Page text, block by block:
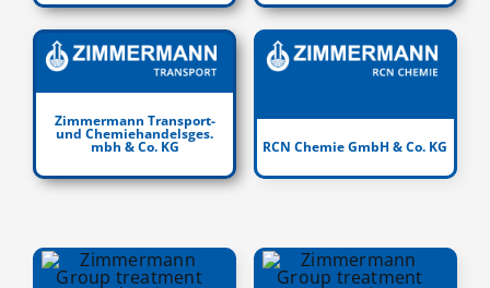
Zimmermann Transport-
und Chemiehandelsges.
mbh & Co. KG RCN Chemie GmbH & Co. KG